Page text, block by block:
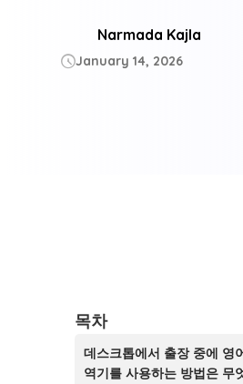
Narmada Kajla
January 14, 2026
목차
데스크톱에서 출장 중에 영
역기를 사용하는 방법은 무